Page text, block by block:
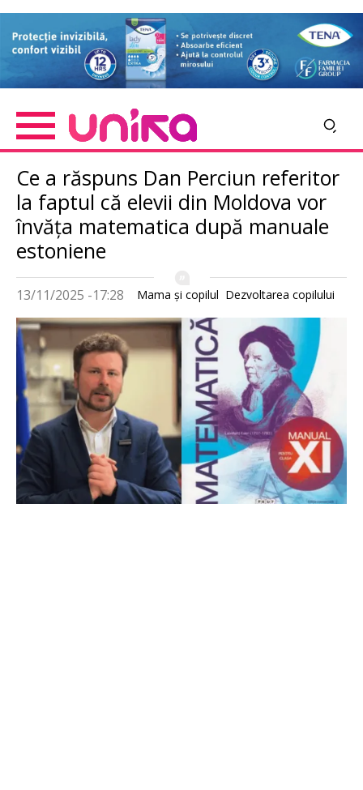
to
content
Ce a răspuns Dan Perciun referitor
la faptul că elevii din Moldova vor
învăța matematica după manuale
estoniene
13/11/2025 -17:28 Mama şi copilul Dezvoltarea copilului
Imagine